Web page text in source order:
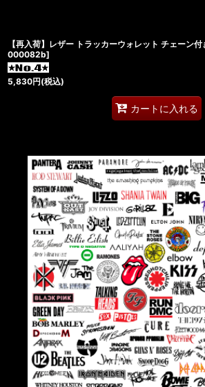
【再入荷】レザー トラッカーウォレット チェーン付
000082b]
5,830円(税込)
カートに入れる